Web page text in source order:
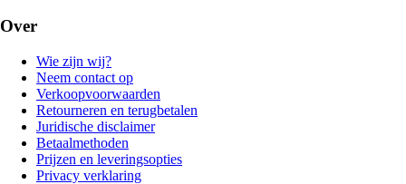
Over
Wie zijn wij?
Neem contact op
Verkoopvoorwaarden
Retourneren en terugbetalen
Juridische disclaimer
Betaalmethoden
Prijzen en leveringsopties
Privacy verklaring